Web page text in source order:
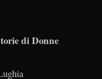
di Donne